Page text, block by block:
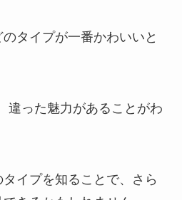
タイプが一番かわいいと
違った魅力があることがわ
イプを知ることで、さら